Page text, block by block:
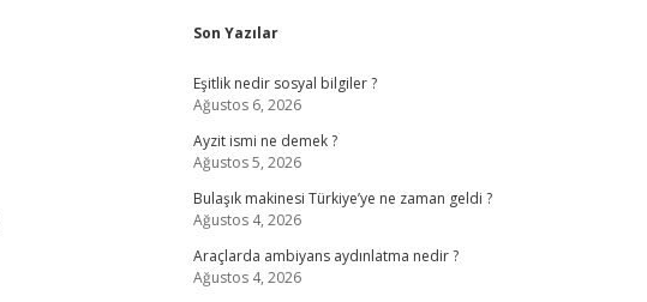
Sidebar
Son Yazılar
Eşitlik nedir sosyal bilgiler ?
Ağustos 6, 2026
Ayzit ismi ne demek ?
Ağustos 5, 2026
Bulaşık makinesi Türkiye’ye ne zaman geldi ?
Ağustos 4, 2026
Araçlarda ambiyans aydınlatma nedir ?
Ağustos 4, 2026